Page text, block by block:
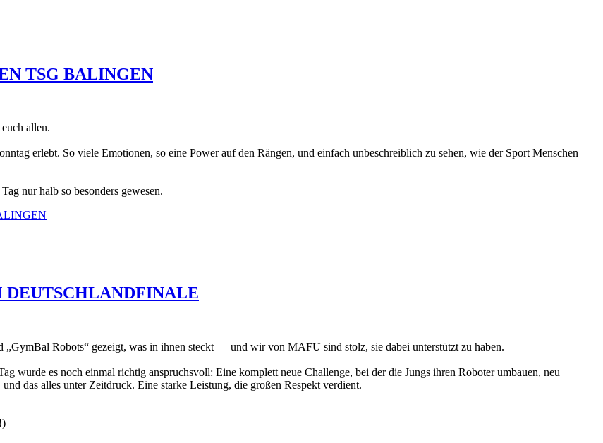
TSG BALINGEN
allen.
erlebt. So viele Emotionen, so eine Power auf den Rängen, und einfach unbeschreiblich zu sehen, wie der Sport Menschen
nur halb so besonders gewesen.
DEUTSCHLANDFINALE
Robots“ gezeigt, was in ihnen steckt — und wir von MAFU sind stolz, sie dabei unterstützt zu haben.
wurde es noch einmal richtig anspruchsvoll: Eine komplett neue Challenge, bei der die Jungs ihren Roboter umbauen, neu
das alles unter Zeitdruck. Eine starke Leistung, die großen Respekt verdient.